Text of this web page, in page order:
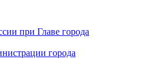
при Главе города
города